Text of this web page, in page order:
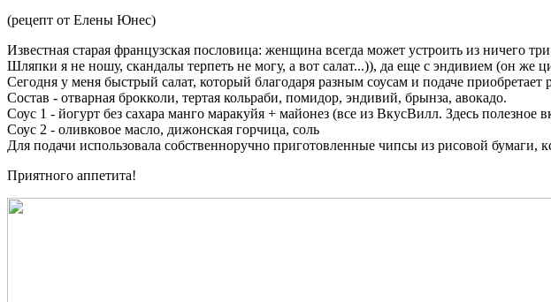
(рецепт от Елены Юнес)
Известная старая французская пословица: женщина всегда может устроить из ничего
Шляпки я не ношу, скандалы терпеть не могу, а вот салат...)), да еще с эндивием (он
Сегодня у меня быстрый салат, который благодаря разным соусам и подаче
Состав - отварная брокколи, тертая кольраби, помидор, эндивий, брынза, авокадо.
Соус 1 - йогурт без сахара манго маракуйя + майонез (все из ВкусВилл. Здесь полезное
Соус 2 - оливковое масло, дижонская горчица, соль
Для подачи использовала собственноручно приготовленные чипсы из рисовой бумаги,
Приятного аппетита!